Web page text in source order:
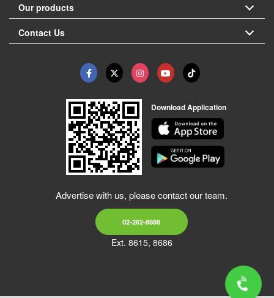
Our products
Contact Us
Download Application
Advertise with us, please contact our team.
02-262-8888
Ext. 8615, 8686